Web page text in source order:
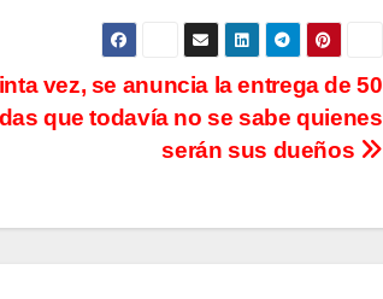
vez, se anuncia la entrega de 50
que todavía no se sabe quienes
serán sus dueños